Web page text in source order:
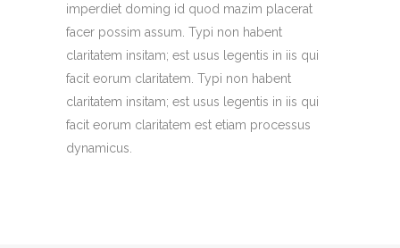
imperdiet doming id quod mazim placerat
facer possim assum. Typi non habent
claritatem insitam; est usus legentis in iis qui
facit eorum claritatem. Typi non habent
claritatem insitam; est usus legentis in iis qui
facit eorum claritatem est etiam processus
dynamicus.